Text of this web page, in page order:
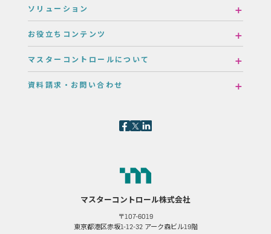
ソリューション
お役立ちコンテンツ
マスターコントロールについて
資料請求・お問い合わせ
マスターコントロール株式会社
〒107-6019
東京都港区赤坂1-12-32 アーク森ビル19階